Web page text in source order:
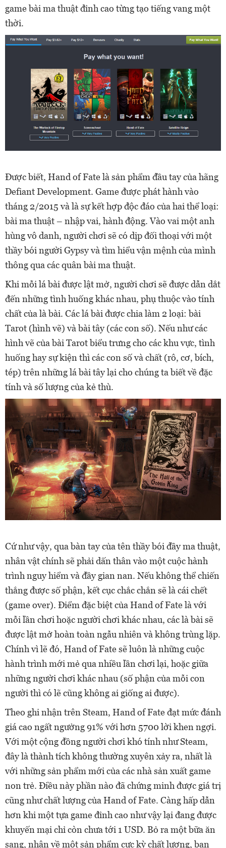
game bài ma thuật đỉnh cao từng tạo tiếng vang một
thời.
Được biết, Hand of Fate là sản phẩm đầu tay của hãng
Defiant Development. Game được phát hành vào
tháng 2/2015 và là sự kết hợp độc đáo của hai thể loại:
bài ma thuật – nhập vai, hành động. Vào vai một anh
hùng vô danh, người chơi sẽ có dịp đối thoại với một
thầy bói người Gypsy và tìm hiểu vận mệnh của mình
thông qua các quân bài ma thuật.
Khi mỗi lá bài được lật mở, người chơi sẽ được dẫn dắt
đến những tình huống khác nhau, phụ thuộc vào tính
chất của là bài. Các lá bài được chia làm 2 loại: bài
Tarot (hình vẽ) và bài tây (các con số). Nếu như các
hình vẽ của bài Tarot biểu trưng cho các khu vực, tình
huống hay sự kiện thì các con số và chất (rô, cơ, bích,
tép) trên những lá bài tây lại cho chúng ta biết về đặc
tính và số lượng của kẻ thù.
Cứ như vậy, qua bàn tay của tên thầy bói đầy ma thuật,
nhân vật chính sẽ phải dấn thân vào một cuộc hành
trình nguy hiểm và đầy gian nan. Nếu không thể chiến
thắng được số phận, kết cục chắc chắn sẽ là cái chết
(game over). Điểm đặc biệt của Hand of Fate là với
mỗi lần chơi hoặc người chơi khác nhau, các là bài sẽ
được lật mở hoàn toàn ngẫu nhiên và không trùng lặp.
Chính vì lẽ đó, Hand of Fate sẽ luôn là những cuộc
hành trình mới mẻ qua nhiều lần chơi lại, hoặc giữa
những người chơi khác nhau (số phận của mỗi con
người thì có lẽ cũng không ai giống ai được).
Theo ghi nhận trên Steam, Hand of Fate đạt mức đánh
giá cao ngất ngưởng 91% với hơn 5700 lời khen ngợi.
Với một cộng đồng người chơi khó tính như Steam,
đây là thành tích không thường xuyên xảy ra, nhất là
với những sản phẩm mới của các nhà sản xuất game
non trẻ. Điều này phần nào đã chứng minh được giá trị
cũng như chất lượng của Hand of Fate. Càng hấp dẫn
hơn khi một tựa game đỉnh cao như vậy lại đang được
khuyến mại chỉ còn chưa tới 1 USD. Bỏ ra một bữa ăn
sang, nhận về một sản phẩm cực kỳ chất lượng, bạn